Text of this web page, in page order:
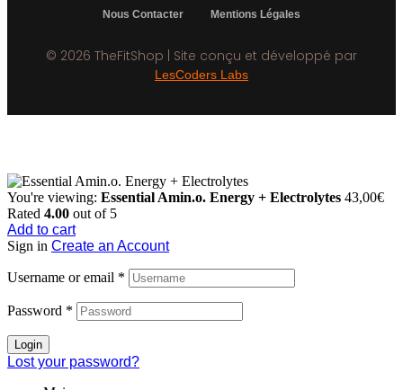
Nous Contacter Mentions Légales
© 2026 TheFitShop | Site conçu et développé par
LesCoders Labs
You're viewing: Essential Amin.o. Energy + Electrolytes 43,00€
Rated 4.00 out of 5
Add to cart
Sign in Create an Account
Username or email *
Password *
Login
Lost your password?